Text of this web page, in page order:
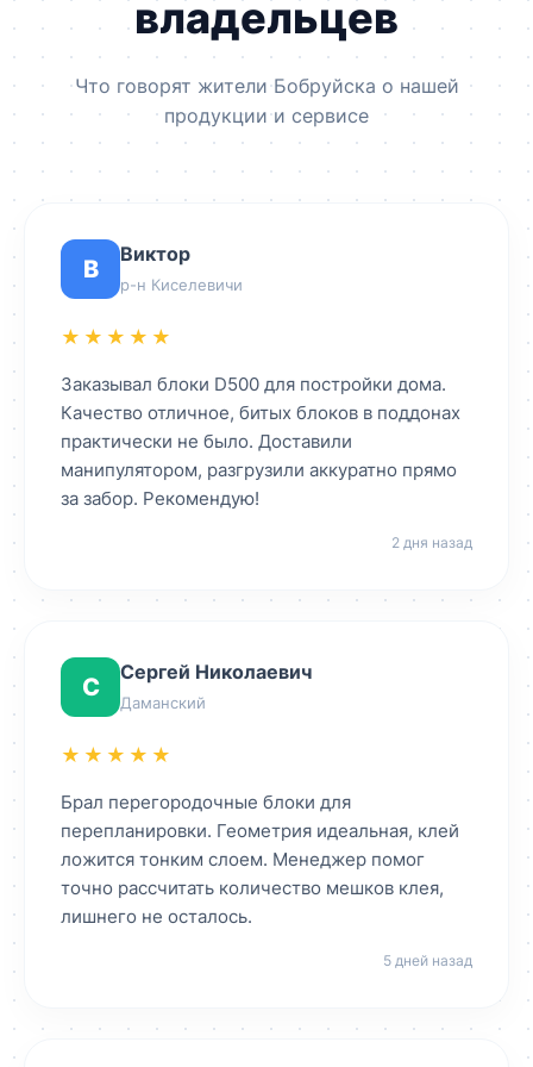
владельцев
Что говорят жители Бобруйска о нашей
продукции и сервисе
В
Виктор
р-н Киселевичи
★★★★★
Заказывал блоки D500 для постройки дома.
Качество отличное, битых блоков в поддонах
практически не было. Доставили
манипулятором, разгрузили аккуратно прямо
за забор. Рекомендую!
2 дня назад
С
Сергей Николаевич
Даманский
★★★★★
Брал перегородочные блоки для
перепланировки. Геометрия идеальная, клей
ложится тонким слоем. Менеджер помог
точно рассчитать количество мешков клея,
лишнего не осталось.
5 дней назад